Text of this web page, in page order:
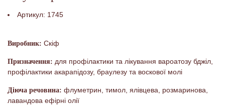
Артикул: 1745
Виробник: Скіф
Призначення: для профілактики та лікування вароатозу бджіл,
профілактики акарапідозу, браулезу та воскової молі
Діюча речовина: флуметрин, тимол, ялівцева, розмаринова,
лавандова ефірні олії